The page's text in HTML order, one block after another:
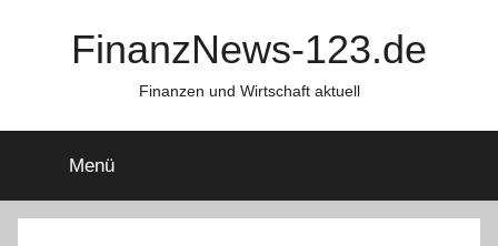
FinanzNews-123.de
Finanzen und Wirtschaft aktuell
Menü